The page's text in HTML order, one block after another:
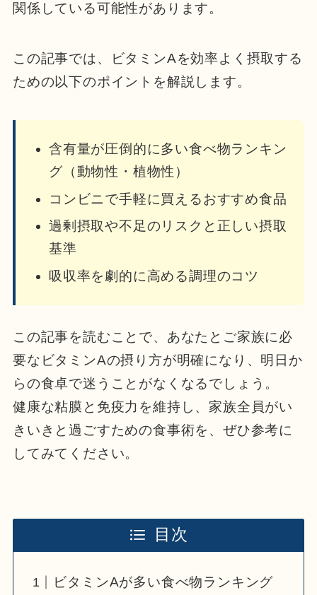
関係している可能性があります。
この記事では、ビタミンAを効率よく摂取する
ための以下のポイントを解説します。
含有量が圧倒的に多い食べ物ランキン
グ（動物性・植物性）
コンビニで手軽に買えるおすすめ食品
過剰摂取や不足のリスクと正しい摂取
基準
吸収率を劇的に高める調理のコツ
この記事を読むことで、あなたとご家族に必
要なビタミンAの摂り方が明確になり、明日か
らの食卓で迷うことがなくなるでしょう。
健康な粘膜と免疫力を維持し、家族全員がい
きいきと過ごすための食事術を、ぜひ参考に
してみてください。
目次
ビタミンAが多い食べ物ランキング